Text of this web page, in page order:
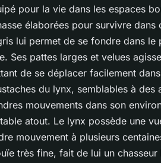
pour la vie dans les espaces
élaborées pour survivre
lui permet de se fondre dans le
Ses pattes larges et velues
de se déplacer facilement
du lynx, semblables à des
mouvements dans son
atout. Le lynx possède une
mouvement à plusieurs
très fine, fait de lui un chasseur